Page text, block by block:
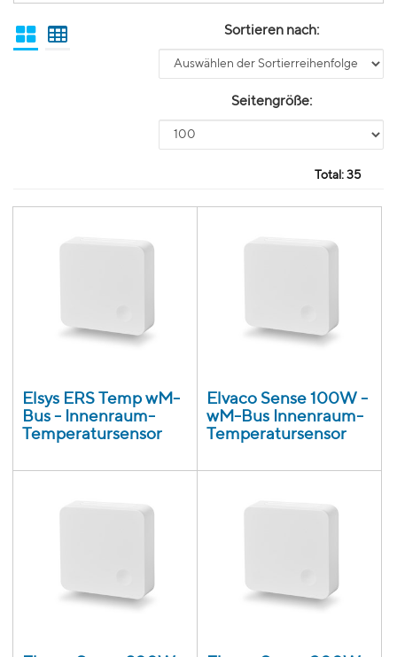
Sortieren nach:
Seitengröße:
Total: 35
Elsys ERS Temp wM-
Bus - Innenraum-
Temperatursensor
Elvaco Sense 100W -
wM-Bus Innenraum-
Temperatursensor